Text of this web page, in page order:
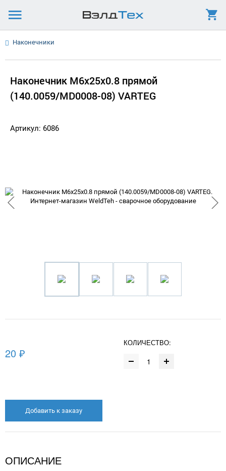
Наконечники
Наконечник М6х25х0.8 прямой
(140.0059/MD0008-08) VARTEG
Артикул: 6086
20 ₽
КОЛИЧЕСТВО:
Добавить к заказу
ОПИСАНИЕ